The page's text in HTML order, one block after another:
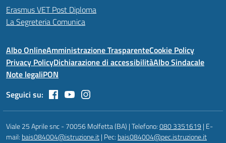
Erasmus VET Post Diploma
La Segreteria Comunica
Albo OnlineAmministrazione TrasparenteCookie Policy
Privacy PolicyDichiarazione di accessibilitàAlbo Sindacale
Note legaliPON
Seguici su:
Viale 25 Aprile snc - 70056 Molfetta (BA) | Telefono:080 3351619 | E-
mail: bais084004@istruzione.it| Pec: bais084004@pec.istruzione.it